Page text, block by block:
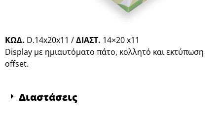
ΚΩΔ. D.14x20x11 /ΔΙΑΣΤ. 14×20 x11
Display με ημιαυτόματο πάτο, κολλητό και εκτύπωση
offset.
Διαστάσεις